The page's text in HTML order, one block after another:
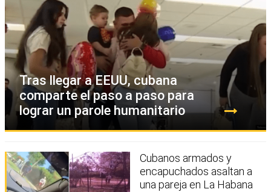
Tras llegar a EEUU, cubana
comparte el paso a paso para
lograr un parole humanitario
Cubanos armados y
encapuchados asaltan a
una pareja en La Habana